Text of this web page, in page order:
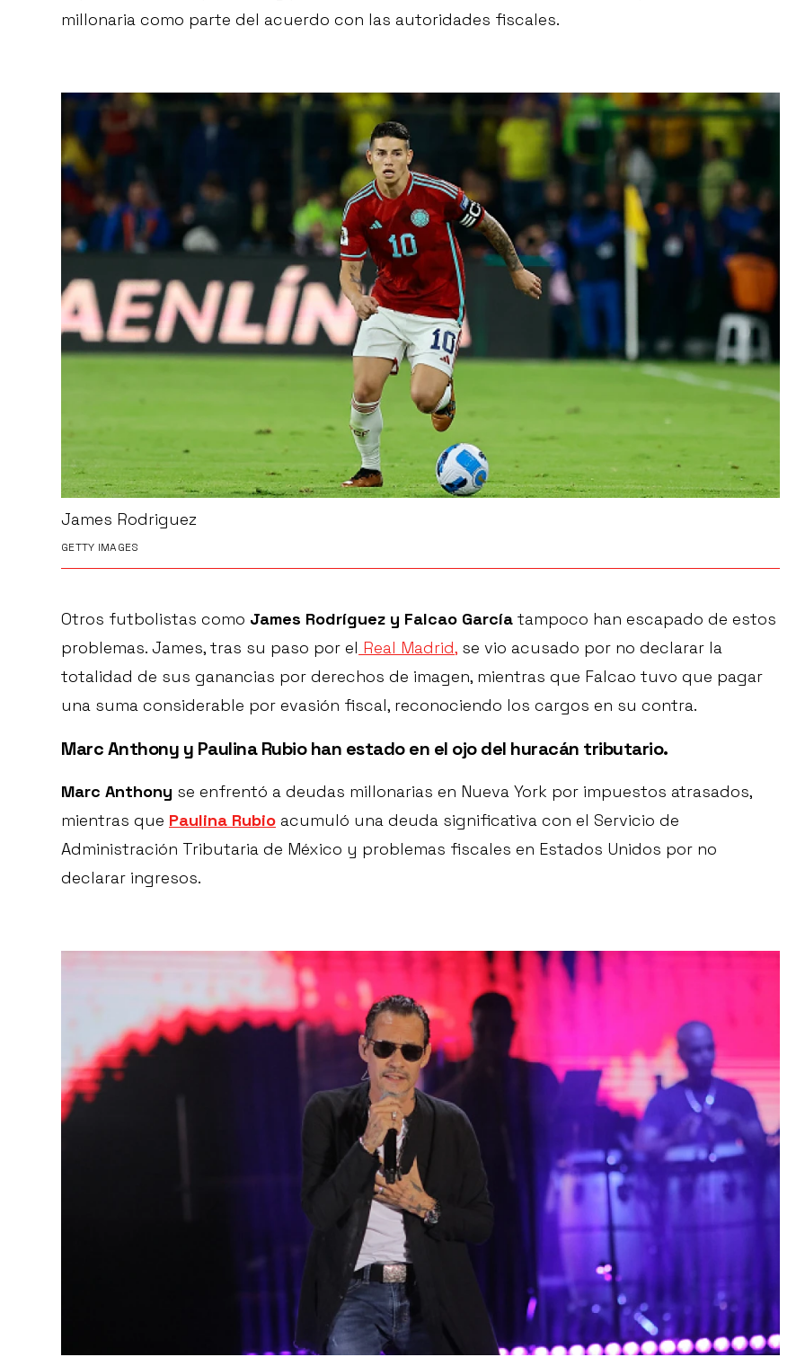
millonaria como parte del acuerdo con las autoridades fiscales.
James Rodriguez
GETTY IMAGES
Otros futbolistas como James Rodríguez y Falcao García tampoco han escapado de estos
problemas. James, tras su paso por el Real Madrid, se vio acusado por no declarar la
totalidad de sus ganancias por derechos de imagen, mientras que Falcao tuvo que pagar
una suma considerable por evasión fiscal, reconociendo los cargos en su contra.
Marc Anthony y Paulina Rubiohan estado en el ojo del huracán tributario.
Marc Anthony se enfrentó a deudas millonarias en Nueva York por impuestos atrasados,
mientras que Paulina Rubio acumuló una deuda significativa con el Servicio de
Administración Tributaria de México y problemas fiscales en Estados Unidos por no
declarar ingresos.